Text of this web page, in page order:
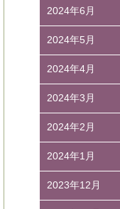
2024年6月
2024年5月
2024年4月
2024年3月
2024年2月
2024年1月
2023年12月